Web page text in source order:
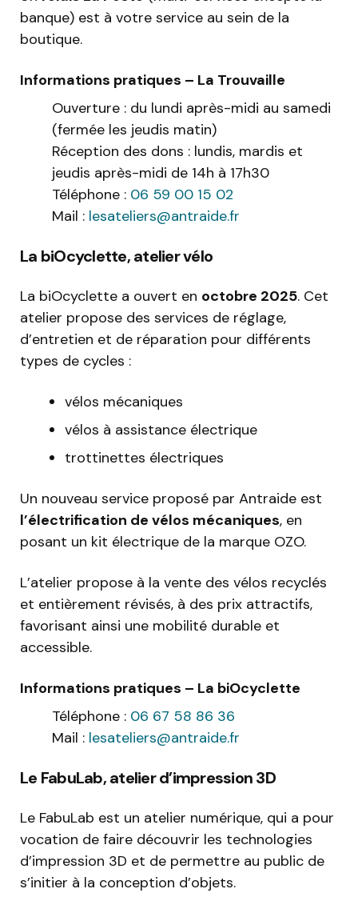
banque) est à votre service au sein de la
boutique.
Informations pratiques – La Trouvaille
Ouverture : du lundi après-midi au samedi
(fermée les jeudis matin)
Réception des dons : lundis, mardis et
jeudis après-midi de 14h à 17h30
Téléphone : 06 59 00 15 02
Mail : lesateliers@antraide.fr
La biOcyclette, atelier vélo
La biOcyclette a ouvert en octobre 2025. Cet
atelier propose des services de réglage,
d’entretien et de réparation pour différents
types de cycles :
vélos mécaniques
vélos à assistance électrique
trottinettes électriques
Un nouveau service proposé par Antraide est
l’électrification de vélos mécaniques, en
posant un kit électrique de la marque OZO.
L’atelier propose à la vente des vélos recyclés
et entièrement révisés, à des prix attractifs,
favorisant ainsi une mobilité durable et
accessible.
Informations pratiques – La biOcyclette
Téléphone : 06 67 58 86 36
Mail : lesateliers@antraide.fr
Le FabuLab, atelier d’impression 3D
Le FabuLab est un atelier numérique, qui a pour
vocation de faire découvrir les technologies
d’impression 3D et de permettre au public de
s’initier à la conception d’objets.